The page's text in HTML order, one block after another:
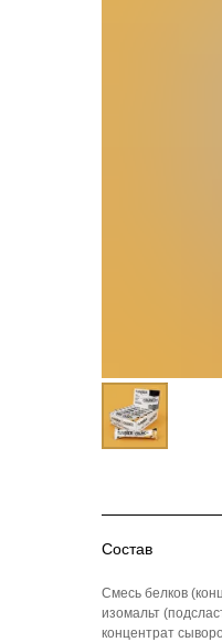
Состав
Смесь белков
изомальт
концентрат